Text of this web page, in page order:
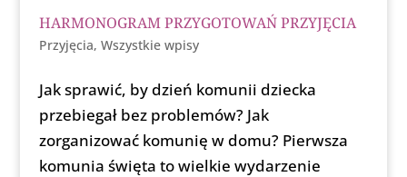
HARMONOGRAM PRZYGOTOWAŃ PRZYJĘCIA
Przyjęcia, Wszystkie wpisy
Jak sprawić, by dzień komunii dziecka
przebiegał bez problemów? Jak
zorganizować komunię w domu? Pierwsza
komunia święta to wielkie wydarzenie